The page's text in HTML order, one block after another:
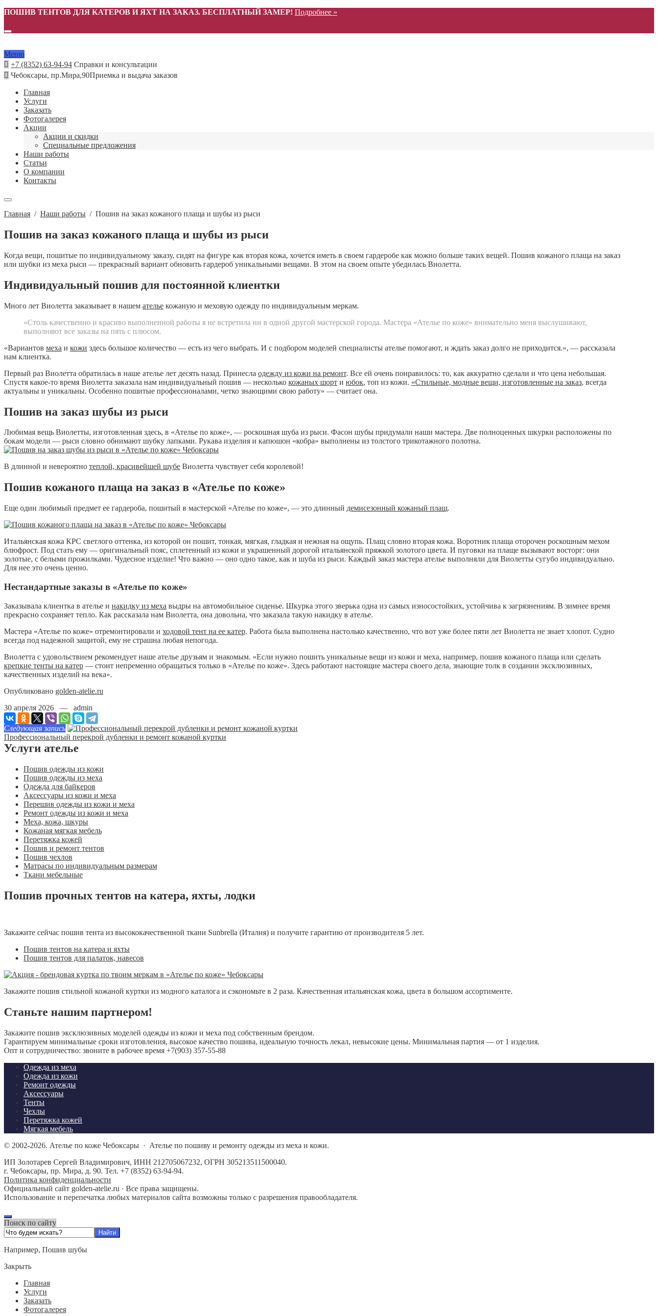
ПОШИВ ТЕНТОВ ДЛЯ КАТЕРОВ И ЯХТ НА ЗАКАЗ. БЕСПЛАТНЫЙ ЗАМЕР! Подробнее »
Меню
+7 (8352) 63-94-94 Справки и консультации
Чебоксары, пр.Мира,90Приемка и выдача заказов
Главная
Услуги
Заказать
Фотогалерея
Акции
Акции и скидки
Специальные предложения
Наши работы
Статьи
О компании
Контакты
Главная / Наши работы / Пошив на заказ кожаного плаща и шубы из рыси
Пошив на заказ кожаного плаща и шубы из рыси
Когда вещи, пошитые по индивидуальному заказу, сидят на фигуре как вторая кожа, хочется иметь в своем гардеробе как можно больше таких вещей. Пошив кожаного плаща на заказ
или шубки из меха рыси — прекрасный вариант обновить гардероб уникальными вещами. В этом на своем опыте убедилась Виолетта.
Индивидуальный пошив для постоянной клиентки
Много лет Виолетта заказывает в нашем ателье кожаную и меховую одежду по индивидуальным меркам.
«Столь качественно и красиво выполненной работы я не встретила ни в одной другой мастерской города. Мастера «Ателье по коже» внимательно меня выслушивают,
выполняют все заказы на пять с плюсом.
«Вариантов меха и кожи здесь большое количество — есть из чего выбрать. И с подбором моделей специалисты ателье помогают, и ждать заказ долго не приходится.», — рассказала
нам клиентка.
Первый раз Виолетта обратилась в наше ателье лет десять назад. Принесла одежду из кожи на ремонт. Все ей очень понравилось: то, как аккуратно сделали и что цена небольшая.
Спустя какое-то время Виолетта заказала нам индивидуальный пошив — несколько кожаных шорт и юбок, топ из кожи. «Стильные, модные вещи, изготовленные на заказ, всегда
актуальны и уникальны. Особенно пошитые профессионалами, четко знающими свою работу» — считает она.
Пошив на заказ шубы из рыси
Любимая вещь Виолетты, изготовленная здесь, в «Ателье по коже», — роскошная шуба из рыси. Фасон шубы придумали наши мастера. Две полноценных шкурки расположены по
бокам модели — рыси словно обнимают шубку лапками. Рукава изделия и капюшон «кобра» выполнены из толстого трикотажного полотна.
В длинной и невероятно теплой, красивейшей шубе Виолетта чувствует себя королевой!
Пошив кожаного плаща на заказ в «Ателье по коже»
Еще один любимый предмет ее гардероба, пошитый в мастерской «Ателье по коже», — это длинный демисезонный кожаный плащ.
Итальянская кожа КРС светлого оттенка, из которой он пошит, тонкая, мягкая, гладкая и нежная на ощупь. Плащ словно вторая кожа. Воротник плаща оторочен роскошным мехом
блюфрост. Под стать ему — оригинальный пояс, сплетенный из кожи и украшенный дорогой итальянской пряжкой золотого цвета. И пуговки на плаще вызывают восторг: они
золотые, с белыми прожилками. Чудесное изделие! Что важно — оно одно такое, как и шуба из рыси. Каждый заказ мастера ателье выполняли для Виолетты сугубо индивидуально.
Для нее это очень ценно.
Нестандартные заказы в «Ателье по коже»
Заказывала клиентка в ателье и накидку из меха выдры на автомобильное сиденье. Шкурка этого зверька одна из самых износостойких, устойчива к загрязнениям. В зимнее время
прекрасно сохраняет тепло. Как рассказала нам Виолетта, она довольна, что заказала такую накидку в ателье.
Мастера «Ателье по коже» отремонтировали и ходовой тент на ее катер. Работа была выполнена настолько качественно, что вот уже более пяти лет Виолетта не знает хлопот. Судно
всегда под надежной защитой, ему не страшна любая непогода.
Виолетта с удовольствием рекомендует наше ателье друзьям и знакомым. «Если нужно пошить уникальные вещи из кожи и меха, например, пошив кожаного плаща или сделать
крепкие тенты на катер — стоит непременно обращаться только в «Ателье по коже». Здесь работают настоящие мастера своего дела, знающие толк в создании эксклюзивных,
качественных изделий на века».
Опубликовано golden-atelie.ru
30 апреля 2026 — admin
Следующая запись
Профессиональный перекрой дубленки и ремонт кожаной куртки
Услуги ателье
Пошив одежды из кожи
Пошив одежды из меха
Одежда для байкеров
Аксессуары из кожи и меха
Перешив одежды из кожи и меха
Ремонт одежды из кожи и меха
Меха, кожа, шкуры
Кожаная мягкая мебель
Перетяжка кожей
Пошив и ремонт тентов
Пошив чехлов
Матрасы по индивидуальным размерам
Ткани мебельные
Пошив прочных тентов на катера, яхты, лодки
Закажите сейчас пошив тента из высококачественной ткани Sunbrella (Италия) и получите гарантию от производителя 5 лет.
Пошив тентов на катера и яхты
Пошив тентов для палаток, навесов
Закажите пошив стильной кожаной куртки из модного каталога и сэкономьте в 2 раза. Качественная итальянская кожа, цвета в большом ассортименте.
Станьте нашим партнером!
Закажите пошив эксклюзивных моделей одежды из кожи и меха под собственным брендом.
Гарантируем минимальные сроки изготовления, высокое качество пошива, идеальную точность лекал, невысокие цены. Минимальная партия — от 1 изделия.
Опт и сотрудничество: звоните в рабочее время +7(903) 357-55-88
Одежда из меха
Одежда из кожи
Ремонт одежды
Аксессуары
Тенты
Чехлы
Перетяжка кожей
Мягкая мебель
© 2002-2026. Ателье по коже Чебоксары · Ателье по пошиву и ремонту одежды из меха и кожи.
ИП Золотарев Сергей Владимирович, ИНН 212705067232, ОГРН 305213511500040.
г. Чебоксары, пр. Мира, д. 90. Тел. +7 (8352) 63-94-94.
Политика конфиденциальности
Официальный сайт golden-atelie.ru · Все права защищены.
Использование и перепечатка любых материалов сайта возможны только с разрешения правообладателя.
Поиск по сайту
Например, Пошив шубы
Закрыть
Главная
Услуги
Заказать
Фотогалерея